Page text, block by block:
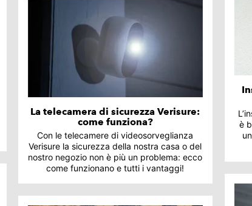
è
La telecamera di sicurezza Verisure:
come funziona?
Con le telecamere di videosorveglianza
Verisure la sicurezza della nostra casa o del
nostro negozio non è più un problema: ecco
come funzionano e tutti i vantaggi!